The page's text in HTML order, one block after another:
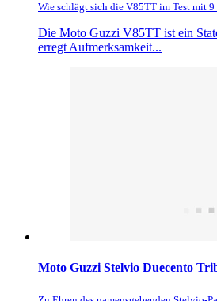
Wie schlägt sich die V85TT im Test mit 9
Die Moto Guzzi V85TT ist ein
erregt Aufmerksamkeit...
Moto Guzzi Stelvio Duecento